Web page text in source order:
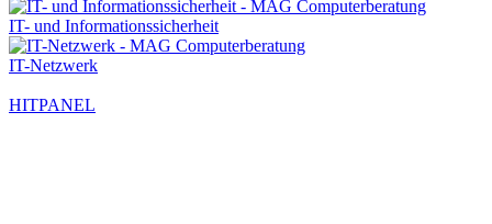
IT- und Informationssicherheit
IT-Netzwerk
HITPANEL